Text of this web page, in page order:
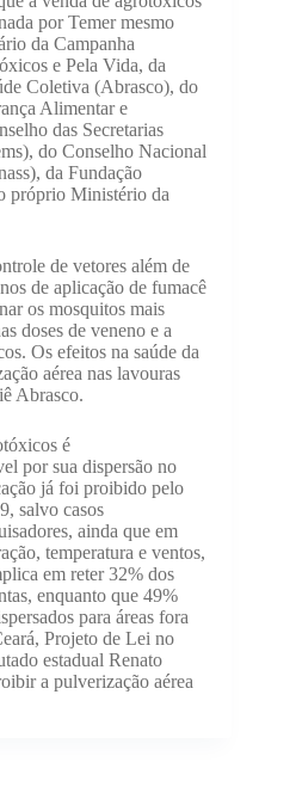
por Temer mesmo
da Campanha
e Pela Vida, da
Coletiva (Abrasco), do
Alimentar e
das Secretarias
do Conselho Nacional
da Fundação
próprio Ministério da
de vetores além de
de aplicação de fumacê
os mosquitos mais
doses de veneno e a
Os efeitos na saúde da
aérea nas lavouras
Abrasco.
é
por sua dispersão no
já foi proibido pelo
salvo casos
ainda que em
temperatura e ventos,
em reter 32% dos
enquanto que 49%
para áreas fora
Projeto de Lei no
estadual Renato
a pulverização aérea